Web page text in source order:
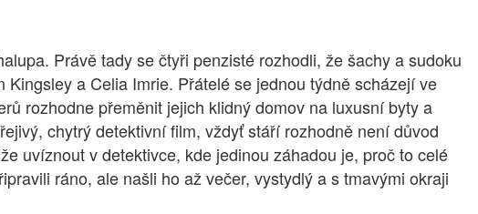
Právě tady se čtyři penzisté rozhodli, že šachy a sudoku
a Celia Imrie. Přátelé se jednou týdně scházejí ve
rozhodne přeměnit jejich klidný domov na luxusní byty a
chytrý detektivní film, vždyť stáří rozhodně není důvod
uvíznout v detektivce, kde jedinou záhadou je, proč to celé
ráno, ale našli ho až večer, vystydlý a s tmavými okraji